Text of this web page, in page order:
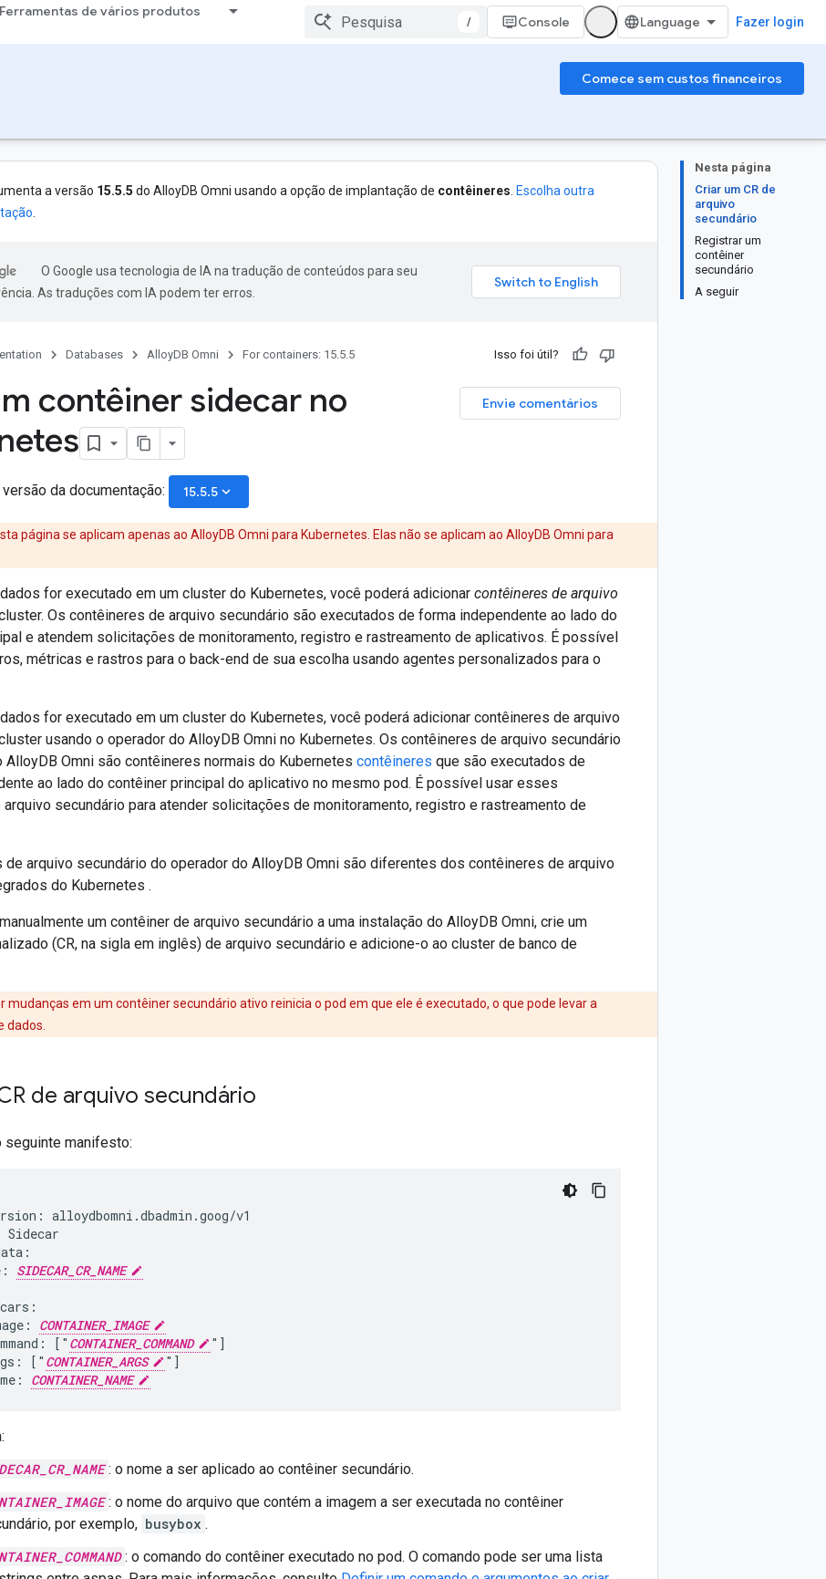
Ferramentas de vários produtos
/ Console Fazer login
Comece sem custos financeiros
Nesta página
Criar um CR de
arquivo
secundário
Registrar um
contêiner
secundário
A seguir
a versão 15.5.5 do AlloyDB Omni usando a opção de implantação de contêineres Escolha outra
O Google usa tecnologia de IA na tradução de conteúdos para seu
As traduções com IA podem ter erros.
Databases AlloyDB Omni For containers: 15.5.5 Isso foi útil?
Envie comentários
contêiner sidecar no
da documentação: 15.5.5 keyboard_arrow_down
página se aplicam apenas ao AlloyDB Omni para Kubernetes. Elas não se aplicam ao AlloyDB Omni para
for executado em um cluster do Kubernetes, você poderá adicionar contêineres de arquivo
Os contêineres de arquivo secundário são executados de forma independente ao lado do
e atendem solicitações de monitoramento, registro e rastreamento de aplicativos. É possível
métricas e rastros para o back-end de sua escolha usando agentes personalizados para o
for executado em um cluster do Kubernetes, você poderá adicionar contêineres de arquivo
usando o operador do AlloyDB Omni no Kubernetes. Os contêineres de arquivo secundário
AlloyDB Omni são contêineres normais do Kubernetes contêineres que são executados de
ao lado do contêiner principal do aplicativo no mesmo pod. É possível usar esses
secundário para atender solicitações de monitoramento, registro e rastreamento de
de arquivo secundário do operador do AlloyDB Omni são diferentes dos contêineres de arquivo
do Kubernetes .
um contêiner de arquivo secundário a uma instalação do AlloyDB Omni, crie um
(CR, na sigla em inglês) de arquivo secundário e adicione-o ao cluster de banco de
mudanças em um contêiner secundário ativo reinicia o pod em que ele é executado, o que pode levar a
dados.
de arquivo secundário
seguinte manifesto:
alloydbomni.dbadmin.goog/v1
SIDECAR_CR_NAME
CONTAINER_IMAGE
["
CONTAINER_COMMAND
"]
["
CONTAINER_ARGS
"]
CONTAINER_NAME
: o nome a ser aplicado ao contêiner secundário.
: o nome do arquivo que contém a imagem a ser executada no contêiner
por exemplo, busybox .
: o comando do contêiner executado no pod. O comando pode ser uma lista